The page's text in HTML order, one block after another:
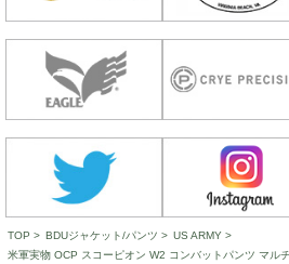
TOP > BDUジャケット/パンツ > US ARMY >
米軍実物 OCP スコーピオン W2 コンバットパンツ マル